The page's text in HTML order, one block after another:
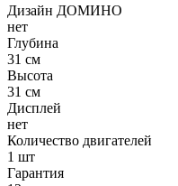
Дизайн ДОМИНО
нет
Глубина
31 см
Высота
31 см
Дисплей
нет
Количество двигателей
1 шт
Гарантия